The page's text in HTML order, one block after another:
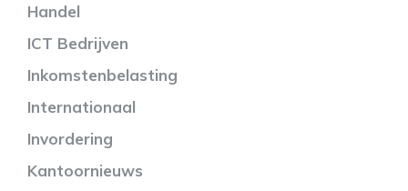
Handel
ICT Bedrijven
Inkomstenbelasting
Internationaal
Invordering
Kantoornieuws